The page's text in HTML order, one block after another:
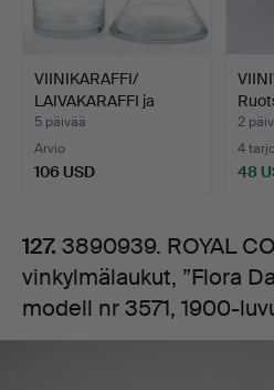
”Flora
Danica”,
tanskalaiset,
modell
nr
3571,
1900-
VIINIKARAFFI/
LAIVAKARAFFI ja
viininjäähdy…
5 päivää
Arvio
106 USD
2
4
48
127. 3890939. ROYAL
vinkylmälaukut, ”Flora
modell nr 3571, 1900-